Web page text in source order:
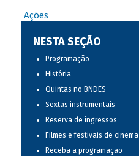
Ações
NESTA SEÇÃO
Programação
História
Quintas no BNDES
Sextas instrumentais
Reserva de ingressos
Filmes e festivais de cinema
Receba a programação